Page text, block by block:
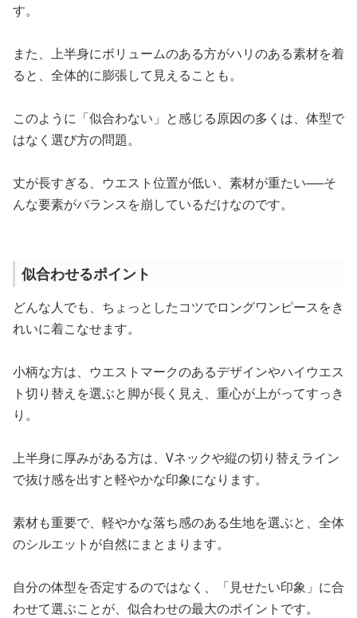
す。
また、上半身にボリュームのある方がハリのある素材を着
ると、全体的に膨張して見えることも。
このように「似合わない」と感じる原因の多くは、体型で
はなく選び方の問題。
丈が長すぎる、ウエスト位置が低い、素材が重たい──そ
んな要素がバランスを崩しているだけなのです。
似合わせるポイント
どんな人でも、ちょっとしたコツでロングワンピースをき
れいに着こなせます。
小柄な方は、ウエストマークのあるデザインやハイウエス
ト切り替えを選ぶと脚が長く見え、重心が上がってすっき
り。
上半身に厚みがある方は、Vネックや縦の切り替えライン
で抜け感を出すと軽やかな印象になります。
素材も重要で、軽やかな落ち感のある生地を選ぶと、全体
のシルエットが自然にまとまります。
自分の体型を否定するのではなく、「見せたい印象」に合
わせて選ぶことが、似合わせの最大のポイントです。